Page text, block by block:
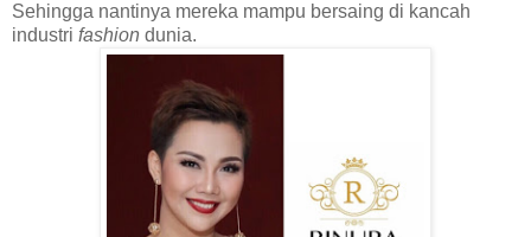
Sehingga nantinya mereka mampu bersaing di kancah
industri fashion dunia.